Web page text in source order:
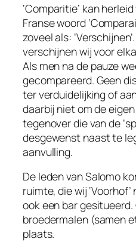
‘Comparitie’ kan
Franse woord
zoveel als:
verschijnen wij voor
Als men na de pauze
gecompareerd. Geen
ter verduidelijking of
daarbij niet om de
tegenover die van de
desgewenst naast te
aanvulling.
De leden van Salomo
ruimte, die wij
ook een bar
broedermalen (samen
plaats.